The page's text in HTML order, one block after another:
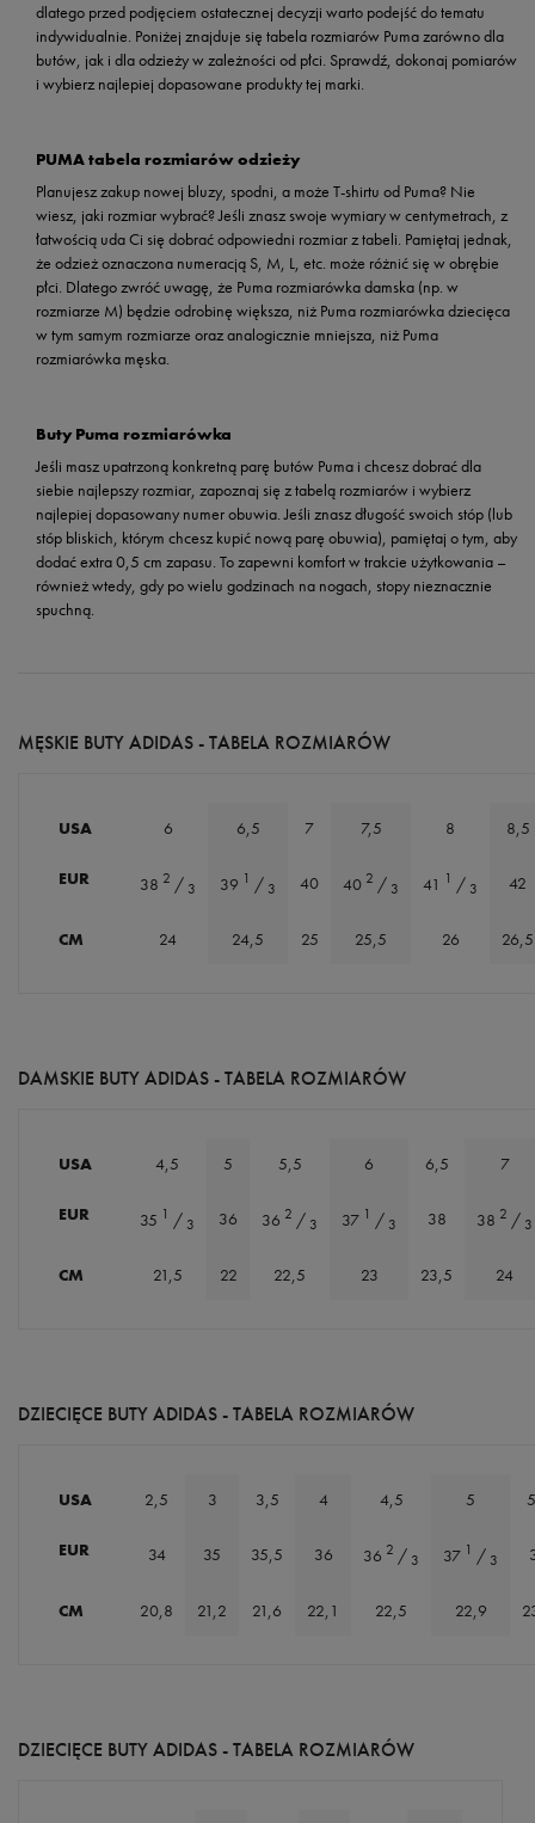
dlatego przed podjęciem ostatecznej decyzji warto podejść do tematu
indywidualnie. Poniżej znajduje się tabela rozmiarów Puma zarówno dla
butów, jak i dla odzieży w zależności od płci. Sprawdź, dokonaj pomiarów
i wybierz najlepiej dopasowane produkty tej marki.
PUMA tabela rozmiarów odzieży
Planujesz zakup nowej bluzy, spodni, a może T-shirtu od Puma? Nie
wiesz, jaki rozmiar wybrać? Jeśli znasz swoje wymiary w centymetrach, z
łatwością uda Ci się dobrać odpowiedni rozmiar z tabeli. Pamiętaj jednak,
że odzież oznaczona numeracją S, M, L, etc. może różnić się w obrębie
płci. Dlatego zwróć uwagę, że Puma rozmiarówka damska (np. w
rozmiarze M) będzie odrobinę większa, niż Puma rozmiarówka dziecięca
w tym samym rozmiarze oraz analogicznie mniejsza, niż Puma
rozmiarówka męska.
Buty Puma rozmiarówka
Jeśli masz upatrzoną konkretną parę butów Puma i chcesz dobrać dla
siebie najlepszy rozmiar, zapoznaj się z tabelą rozmiarów i wybierz
najlepiej dopasowany numer obuwia. Jeśli znasz długość swoich stóp (lub
stóp bliskich, którym chcesz kupić nową parę obuwia), pamiętaj o tym, aby
dodać extra 0,5 cm zapasu. To zapewni komfort w trakcie użytkowania –
również wtedy, gdy po wielu godzinach na nogach, stopy nieznacznie
spuchną.
MĘSKIE BUTY ADIDAS - TABELA ROZMIARÓW
USA 6 6,5 7 7,5 8 8,5
EUR 38 2 / 3 39 1 / 3 40 40 2 / 3 41 1 / 3 42
CM 24 24,5 25 25,5 26 26,5
DAMSKIE BUTY ADIDAS - TABELA ROZMIARÓW
USA 4,5 5 5,5 6 6,5 7
EUR 35 1 / 3 36 36 2 / 3 37 1 / 3 38 38 2 / 3
CM 21,5 22 22,5 23 23,5 24
DZIECIĘCE BUTY ADIDAS - TABELA ROZMIARÓW
USA 2,5 3 3,5 4 4,5 5
EUR 34 35 35,5 36 36 2 / 3 37 1 / 3
CM 20,8 21,2 21,6 22,1 22,5 22,9
DZIECIĘCE BUTY ADIDAS - TABELA ROZMIARÓW